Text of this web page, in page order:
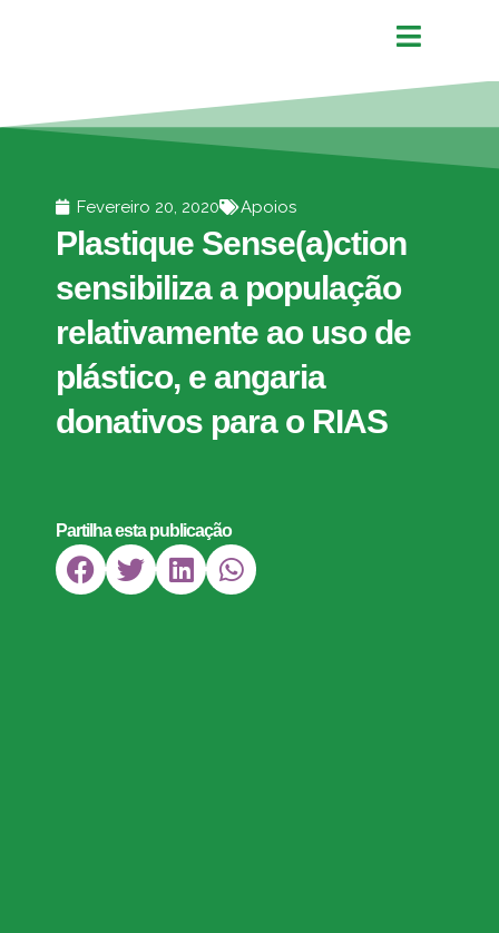
Fevereiro 20, 2020 Apoios
Plastique Sense(a)ction
sensibiliza a população
relativamente ao uso de
plástico, e angaria
donativos para o RIAS
Partilha esta publicação